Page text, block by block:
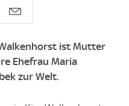
ist Mutter
Ehefrau Maria
zur Welt.